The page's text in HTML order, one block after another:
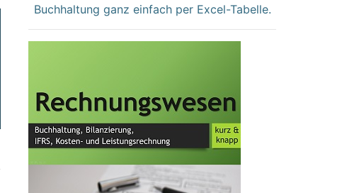
Buchhaltung ganz einfach per Excel-Tabelle.